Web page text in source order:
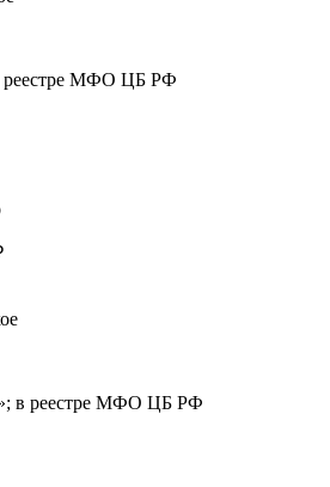
МФО ЦБ РФ
в реестре МФО ЦБ РФ